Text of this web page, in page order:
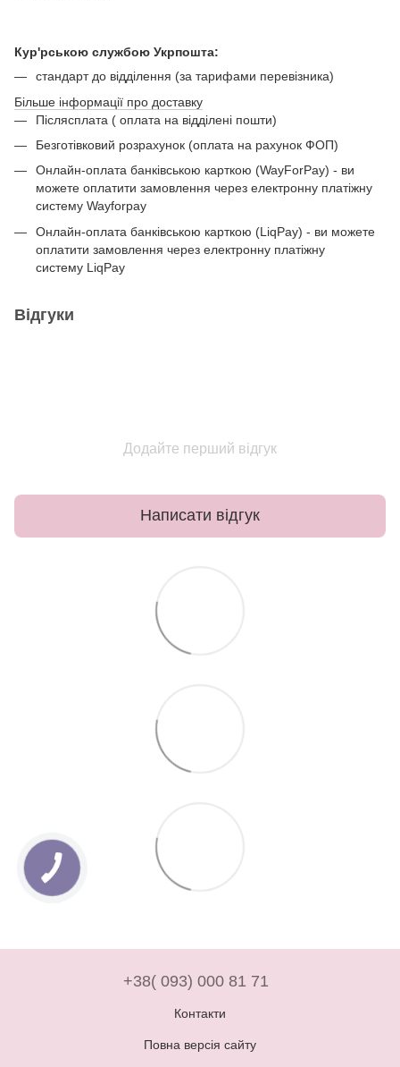
Кур'рською службою Укрпошта:
стандарт до відділення (за тарифами перевізника)
Більше інформації про доставку
Післясплата ( оплата на відділені пошти)
Безготівковий розрахунок (оплата на рахунок ФОП)
Онлайн-оплата банківською карткою (WayForPay) - ви
можете оплатити замовлення через електронну платіжну
систему Wayforpay
Онлайн-оплата банківською карткою (LiqPay) - ви можете
оплатити замовлення через електронну платіжну
систему LiqPay
Відгуки
Додайте перший відгук
Написати відгук
+38( 093) 000 81 71
Контакти
Повна версія сайту